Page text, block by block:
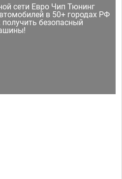
сети Евро Чип Тюнинг
в 50+ городах РФ
безопасный